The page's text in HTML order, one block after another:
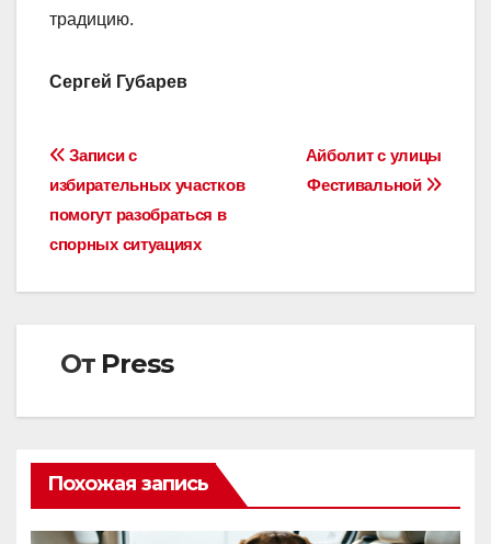
традицию.
Сергей Губарев
Навигация
по
записям
Айболит с улицы
Фестивальной
Записи с
избирательных участков
помогут разобраться в
спорных ситуациях
От Press
Похожая запись